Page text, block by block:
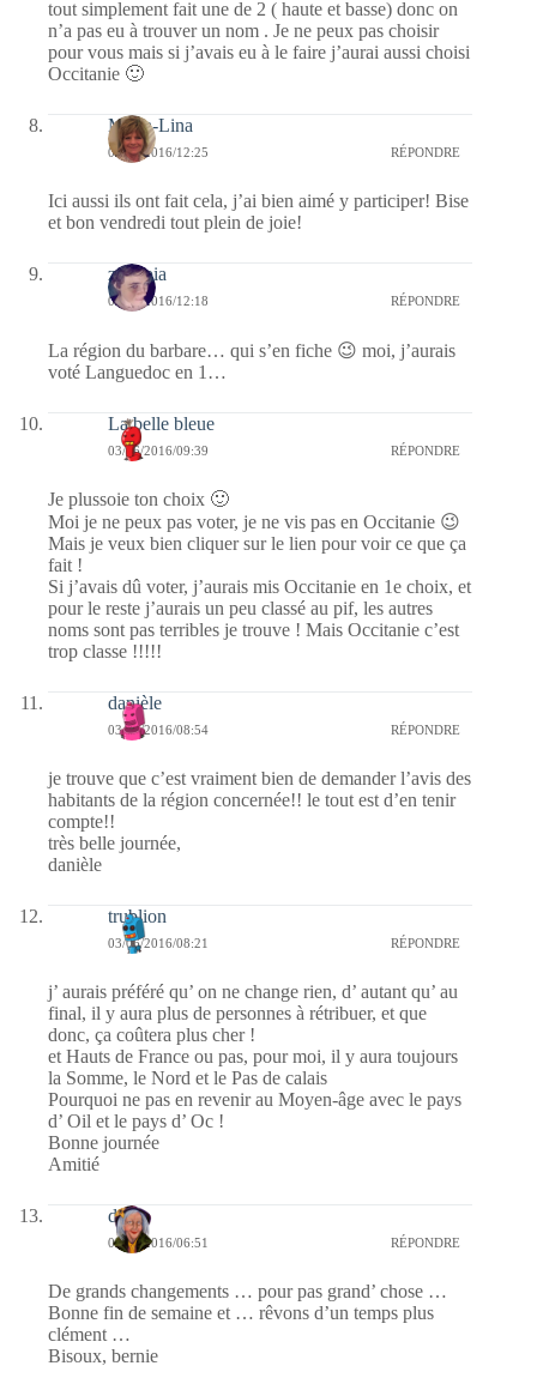
tout simplement fait une de 2 ( haute et basse) donc on
n’a pas eu à trouver un nom . Je ne peux pas choisir
pour vous mais si j’avais eu à le faire j’aurai aussi choisi
Occitanie 🙂
Maria-Lina
03/06/2016/12:25 RÉPONDRE
Ici aussi ils ont fait cela, j’ai bien aimé y participer! Bise
et bon vendredi tout plein de joie!
zenopia
03/06/2016/12:18 RÉPONDRE
La région du barbare… qui s’en fiche 😉 moi, j’aurais
voté Languedoc en 1…
La belle bleue
03/06/2016/09:39 RÉPONDRE
Je plussoie ton choix 🙂
Moi je ne peux pas voter, je ne vis pas en Occitanie 😉
Mais je veux bien cliquer sur le lien pour voir ce que ça
fait !
Si j’avais dû voter, j’aurais mis Occitanie en 1e choix, et
pour le reste j’aurais un peu classé au pif, les autres
noms sont pas terribles je trouve ! Mais Occitanie c’est
trop classe !!!!!
danièle
03/06/2016/08:54 RÉPONDRE
je trouve que c’est vraiment bien de demander l’avis des
habitants de la région concernée!! le tout est d’en tenir
compte!!
très belle journée,
danièle
trublion
03/06/2016/08:21 RÉPONDRE
j’ aurais préféré qu’ on ne change rien, d’ autant qu’ au
final, il y aura plus de personnes à rétribuer, et que
donc, ça coûtera plus cher !
et Hauts de France ou pas, pour moi, il y aura toujours
la Somme, le Nord et le Pas de calais
Pourquoi ne pas en revenir au Moyen-âge avec le pays
d’ Oil et le pays d’ Oc !
Bonne journée
Amitié
dom
03/06/2016/06:51 RÉPONDRE
De grands changements … pour pas grand’ chose …
Bonne fin de semaine et … rêvons d’un temps plus
clément …
Bisoux, bernie